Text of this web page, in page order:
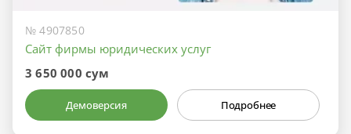
№ 4907850
Сайт фирмы юридических услуг
3 650 000 сум
Демоверсия Подробнее